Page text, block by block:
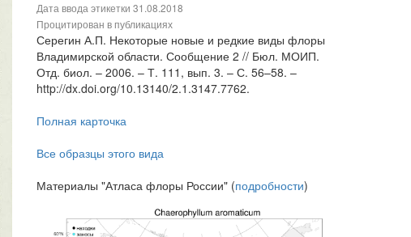
Дата ввода этикетки 31.08.2018
Процитирован в публикациях
Серегин А.П. Некоторые новые и редкие виды флоры
Владимирской области. Сообщение 2 // Бюл. МОИП.
Отд. биол. – 2006. – Т. 111, вып. 3. – С. 56–58. –
http://dx.doi.org/10.13140/2.1.3147.7762.
Полная карточка
Все образцы этого вида
Материалы "Атласа флоры России" (подробности)